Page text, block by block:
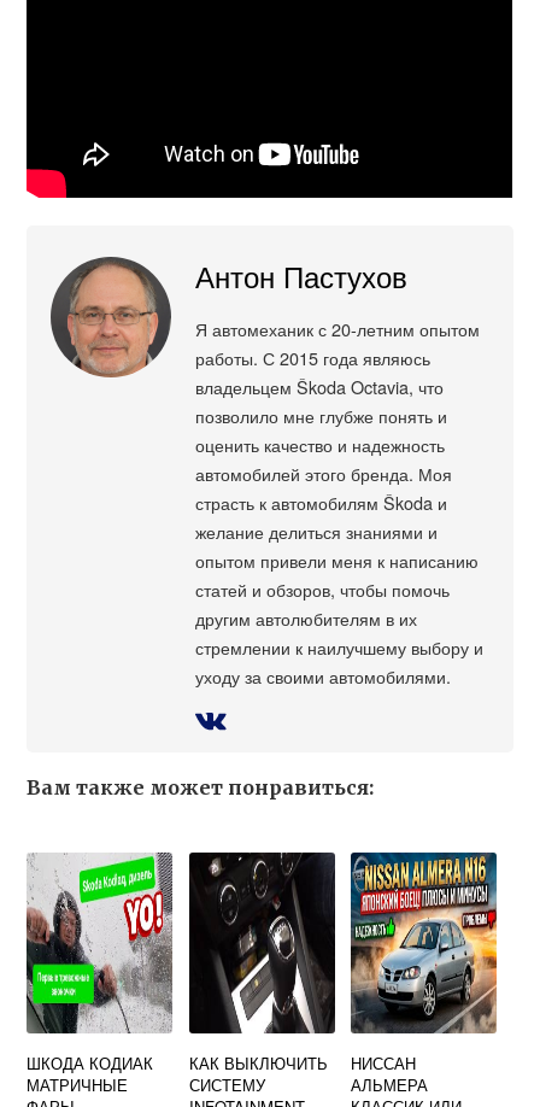
Антон Пастухов
Я автомеханик с 20-летним опытом
работы. С 2015 года являюсь
владельцем Škoda Octavia, что
позволило мне глубже понять и
оценить качество и надежность
автомобилей этого бренда. Моя
страсть к автомобилям Škoda и
желание делиться знаниями и
опытом привели меня к написанию
статей и обзоров, чтобы помочь
другим автолюбителям в их
стремлении к наилучшему выбору и
уходу за своими автомобилями.
Вам также может понравиться:
ШКОДА КОДИАК
МАТРИЧНЫЕ
КАК ВЫКЛЮЧИТЬ
СИСТЕМУ
НИССАН
АЛЬМЕРА